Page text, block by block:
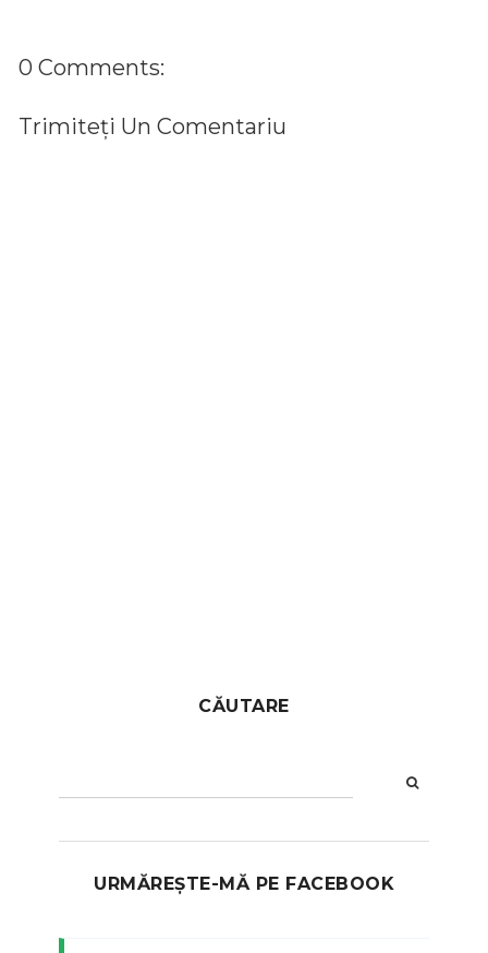
0 Comments:
Trimiteți Un Comentariu
CĂUTARE
URMĂREȘTE-MĂ PE FACEBOOK